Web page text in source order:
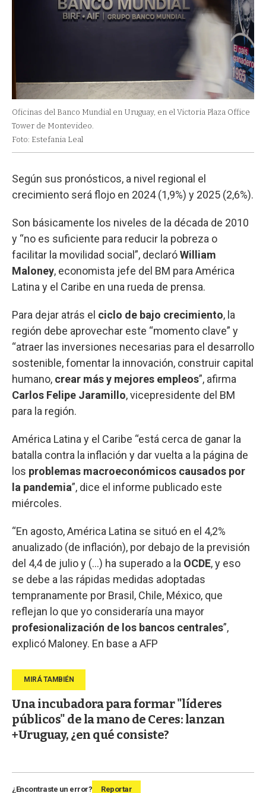
Oficinas del Banco Mundial en Uruguay, en el Victoria Plaza Office
Tower de Montevideo.
Foto: Estefania Leal
Según sus pronósticos, a nivel regional el
crecimiento será flojo en 2024 (1,9%) y 2025 (2,6%).
Son básicamente los niveles de la década de 2010
y “no es suficiente para reducir la pobreza o
facilitar la movilidad social”, declaróWilliam
Maloney, economista jefe del BM para América
Latina y el Caribe en una rueda de prensa.
Para dejar atrás el ciclo de bajo crecimiento, la
región debe aprovechar este “momento clave” y
“atraer las inversiones necesarias para el desarrollo
sostenible, fomentar la innovación, construir capital
humano, crear más y mejores empleos”, afirma
Carlos Felipe Jaramillo, vicepresidente del BM
para la región.
América Latina y el Caribe “está cerca de ganar la
batalla contra la inflación y dar vuelta a la página de
los problemas macroeconómicos causados por
la pandemia”, dice el informe publicado este
miércoles.
“En agosto, América Latina se situó en el 4,2%
anualizado (de inflación), por debajo de la previsión
del 4,4 de julio y (...) ha superado a la OCDE, y eso
se debe a las rápidas medidas adoptadas
tempranamente por Brasil, Chile, México, que
reflejan lo que yo consideraría una mayor
profesionalización de los bancos centrales”,
explicó Maloney. En base a AFP
Una incubadora para formar "líderes
públicos" de la mano de Ceres: lanzan
+Uruguay, ¿en qué consiste?
¿Encontraste un error? Reportar